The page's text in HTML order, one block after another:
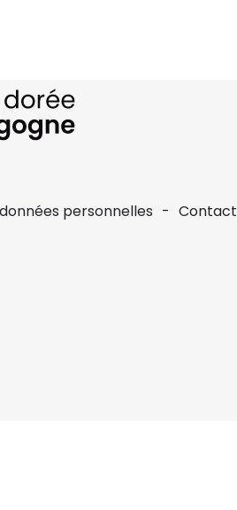
personnelles Contact